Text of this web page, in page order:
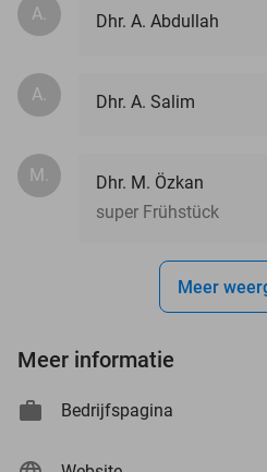
A. Dhr. A. Abdullah
A. Dhr. A. Salim
M.
Dhr. M. Özkan
super Frühstück
Meer
Meer informatie
Bedrijfspagina